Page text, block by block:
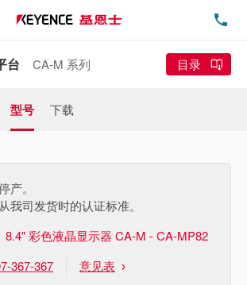
台 CA-M 系列 目录
型号 下载
产。
我司发货时的认证标准。
8.4" 彩色液晶显示器 CA-M - CA-MP82
367-367 意见表